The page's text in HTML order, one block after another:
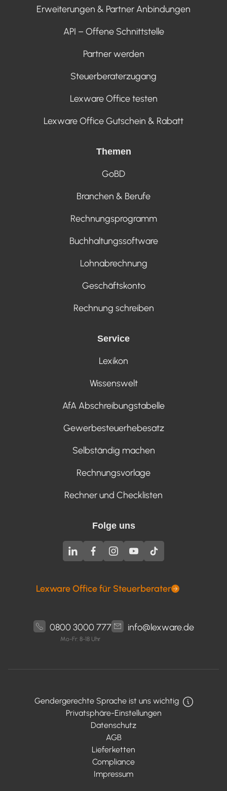
Erweiterungen & Partner Anbindungen
API – Offene Schnittstelle
Partner werden
Steuerberaterzugang
Lexware Office testen
Lexware Office Gutschein & Rabatt
Themen
GoBD
Branchen & Berufe
Rechnungsprogramm
Buchhaltungssoftware
Lohnabrechnung
Geschäftskonto
Rechnung schreiben
Service
Lexikon
Wissenswelt
AfA Abschreibungstabelle
Gewerbesteuerhebesatz
Selbständig machen
Rechnungsvorlage
Rechner und Checklisten
Folge uns
Lexware Office für Steuerberater
0800 3000 777
Mo-Fr: 8-18 Uhr
info@lexware.de
Privatsphäre-Einstellungen
Datenschutz
AGB
Lieferketten
Compliance
Impressum
Gendergerechte Sprache ist uns wichtig